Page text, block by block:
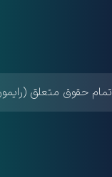
حقوق متعلق